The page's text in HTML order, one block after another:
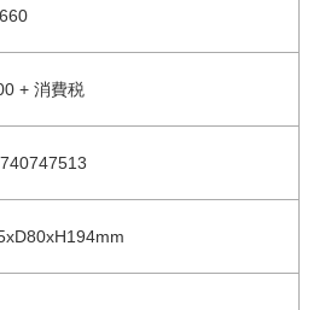
+ 消費税